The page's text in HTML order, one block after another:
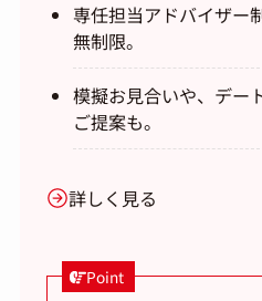
専任担当アドバイザー
無制限。
模擬お見合いや、デー
ご提案も。
詳しく見る
Point